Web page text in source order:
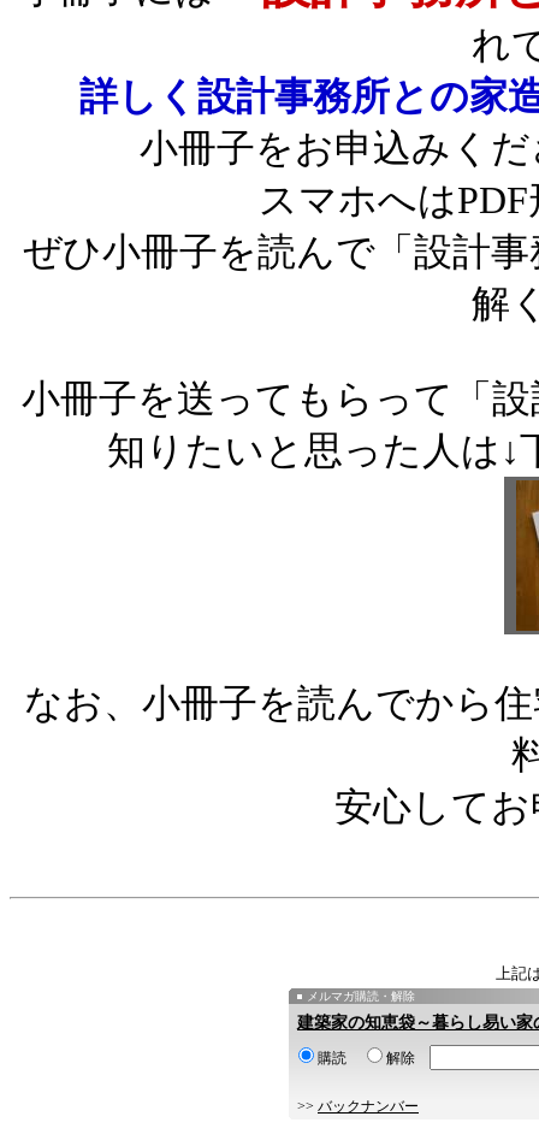
れ
詳しく設計事務所との家
小冊子をお申込みく
スマホへは
ぜひ小冊子を読んで「設計
解
小冊子を送ってもらって「
知りたいと思った人は
なお、小冊子を読んでから
安心して
上記
メルマガ購読・解除
建築家の知恵袋～暮らし易い家
購読 解除
>> バックナンバー